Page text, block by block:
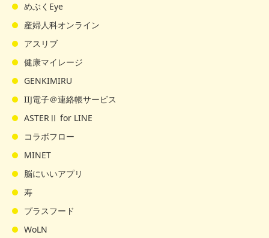
めぶくEye
産婦人科オンライン
アスリブ
健康マイレージ
GENKIMIRU
IIJ電子＠連絡帳サービス
ASTERⅡ for LINE
コラボフロー
MINET
脳にいいアプリ
寿
プラスフード
WoLN